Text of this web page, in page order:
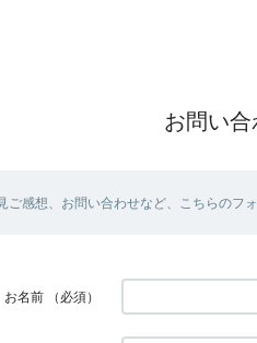
お問い
ご感想、お問い合わせなど、こちらのフ
お名前 （必須）